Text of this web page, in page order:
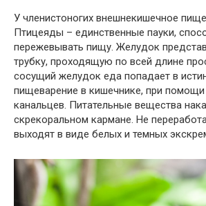
У членистоногих внешнекишечное
Птицеяды – единственные пауки,
пережевывать пищу. Желудок
трубку, проходящую по всей длине
сосущий желудок еда попадает в
пищеварение в кишечнике, при
канальцев. Питательные вещества
скрекоральном кармане. Не
выходят в виде белых и темных